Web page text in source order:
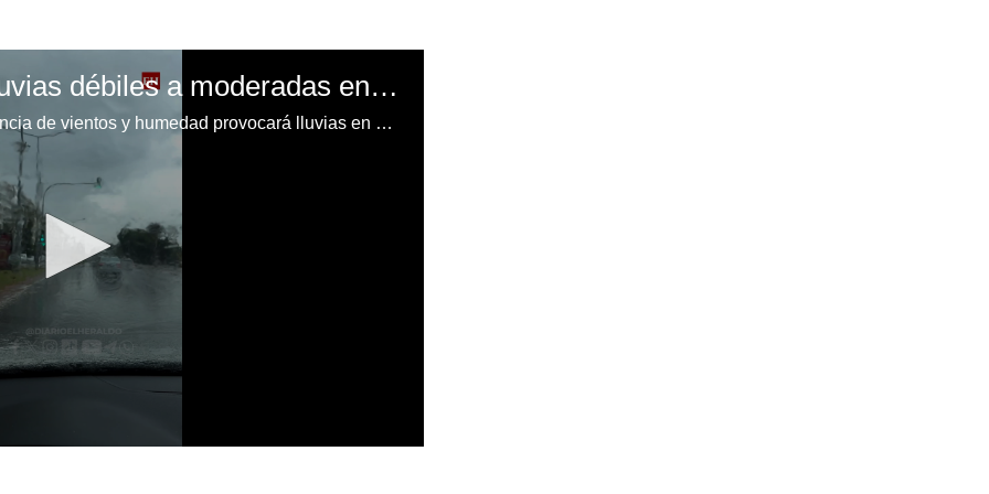
Cenaos pronostica lluvias débiles a moderadas en varias regiones del país este lunes
Cenaos advierte que la convergencia de vientos y humedad provocará lluvias en distintas regiones de Honduras este lunes 22 de septiembre.